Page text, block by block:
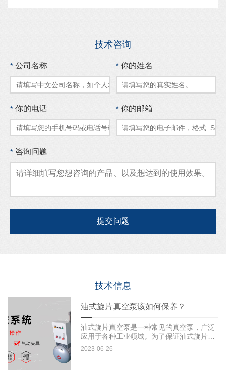
技术咨询
* 公司名称 * 你的姓名
* 你的电话 * 你的邮箱
* 咨询问题
技术信息
油式旋片真空泵该如何保养？
油式旋片真空泵是一种常见的真空泵，广泛
应用于各种工业领域。为了保证油式旋片真
空泵的正常运行和延长其使...
2023-06-26